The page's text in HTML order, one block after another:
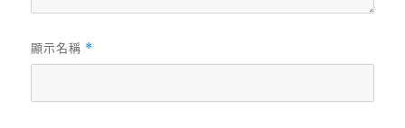
顯示名稱 *